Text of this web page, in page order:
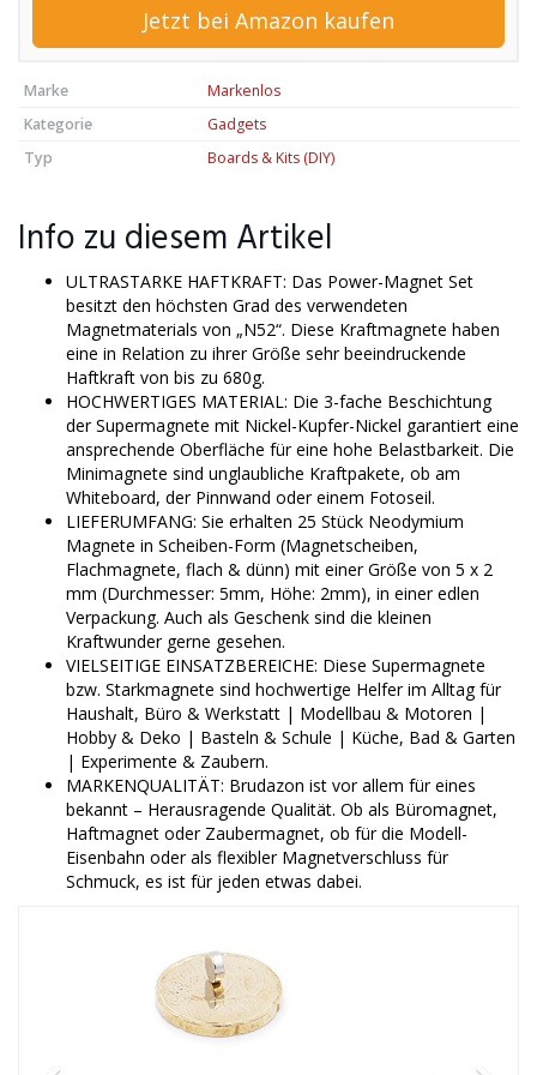
Jetzt bei Amazon kaufen
Marke
Markenlos
Kategorie
Gadgets
Typ
Boards & Kits (DIY)
Info zu diesem Artikel
ULTRASTARKE HAFTKRAFT: Das Power-Magnet Set
besitzt den höchsten Grad des verwendeten
Magnetmaterials von „N52“. Diese Kraftmagnete haben
eine in Relation zu ihrer Größe sehr beeindruckende
Haftkraft von bis zu 680g.
HOCHWERTIGES MATERIAL: Die 3-fache Beschichtung
der Supermagnete mit Nickel-Kupfer-Nickel garantiert eine
ansprechende Oberfläche für eine hohe Belastbarkeit. Die
Minimagnete sind unglaubliche Kraftpakete, ob am
Whiteboard, der Pinnwand oder einem Fotoseil.
LIEFERUMFANG: Sie erhalten 25 Stück Neodymium
Magnete in Scheiben-Form (Magnetscheiben,
Flachmagnete, flach & dünn) mit einer Größe von 5 x 2
mm (Durchmesser: 5mm, Höhe: 2mm), in einer edlen
Verpackung. Auch als Geschenk sind die kleinen
Kraftwunder gerne gesehen.
VIELSEITIGE EINSATZBEREICHE: Diese Supermagnete
bzw. Starkmagnete sind hochwertige Helfer im Alltag für
Haushalt, Büro & Werkstatt | Modellbau & Motoren |
Hobby & Deko | Basteln & Schule | Küche, Bad & Garten
| Experimente & Zaubern.
MARKENQUALITÄT: Brudazon ist vor allem für eines
bekannt – Herausragende Qualität. Ob als Büromagnet,
Haftmagnet oder Zaubermagnet, ob für die Modell-
Eisenbahn oder als flexibler Magnetverschluss für
Schmuck, es ist für jeden etwas dabei.